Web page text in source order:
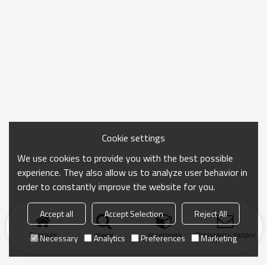
Главная поиск категория Отправить запрос
Cookie settings
We use cookies to provide you with the best possible
experience. They also allow us to analyze user behavior in
order to constantly improve the website for you.
Accept all Accept Selection
Reject All
Necessary
Analytics Preferences Marketing